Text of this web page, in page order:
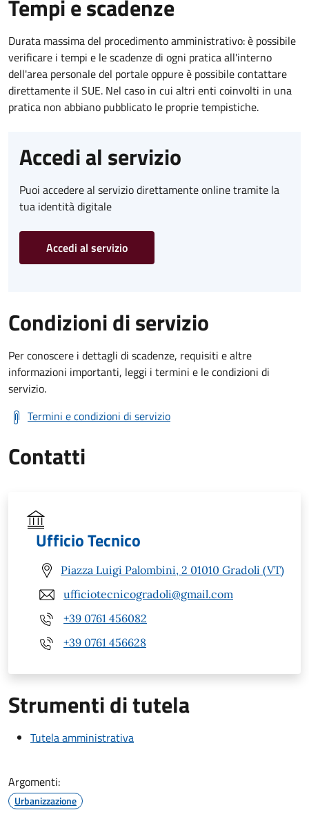
Tempi e scadenze
Durata massima del procedimento amministrativo: è possibile
verificare i tempi e le scadenze di ogni pratica all'interno
dell'area personale del portale oppure è possibile contattare
direttamente il SUE. Nel caso in cui altri enti coinvolti in una
pratica non abbiano pubblicato le proprie tempistiche.
Accedi al servizio
Puoi accedere al servizio direttamente online tramite la
tua identità digitale
Accedi al servizio
Condizioni di servizio
Per conoscere i dettagli di scadenze, requisiti e altre
informazioni importanti, leggi i termini e le condizioni di
servizio.
Termini e condizioni di servizio
Contatti
Ufficio Tecnico
Piazza Luigi Palombini, 2 01010 Gradoli (VT)
ufficiotecnicogradoli@gmail.com
+39 0761 456082
+39 0761 456628
Strumenti di tutela
Tutela amministrativa
Argomenti:
Urbanizzazione